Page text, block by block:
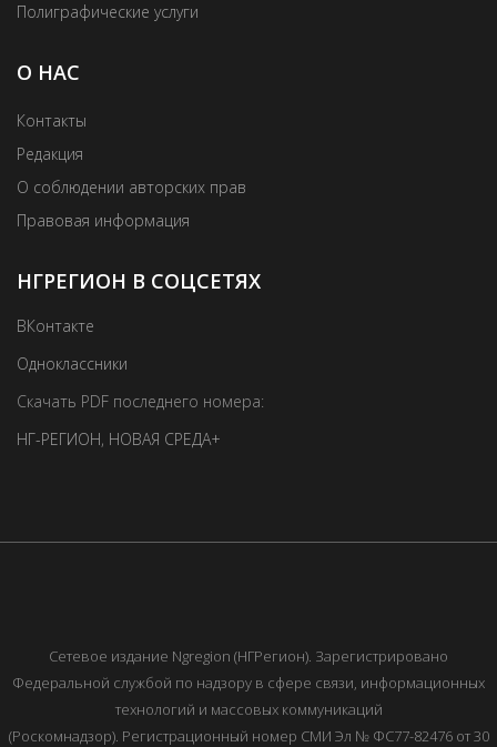
Полиграфические услуги
О НАС
Контакты
Редакция
О соблюдении авторских прав
Правовая информация
НГРЕГИОН В СОЦСЕТЯХ
ВКонтакте
Одноклассники
Скачать PDF последнего номера:
НГ-РЕГИОН, НОВАЯ СРЕДА+
Сетевое издание Ngregion (НГРегион). Зарегистрировано
Федеральной службой по надзору в сфере связи, информационных
технологий и массовых коммуникаций
(Роскомнадзор). Регистрационный номер СМИ Эл № ФС77-82476 от 30